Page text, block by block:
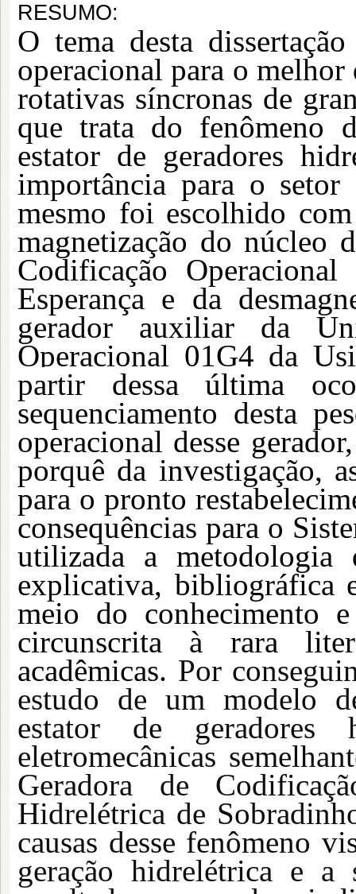
RESUMO:
O tema desta
operacional para o melhor
rotativas síncronas de
que trata do fenômeno
estator de geradores
importância para o
mesmo foi escolhido
magnetização do núcleo
Codificação
Esperança e da
gerador auxiliar da
Operacional 01G4 da
partir dessa última
sequenciamento desta
operacional desse
porquê da investigação,
para o pronto
consequências para o
utilizada a metodologia
explicativa, bibliográfica
meio do conhecimento
circunscrita à rara
acadêmicas. Por
estudo de um modelo
estator de geradores
eletromecânicas
Geradora de
Hidrelétrica de
causas desse fenômeno
geração hidrelétrica e a